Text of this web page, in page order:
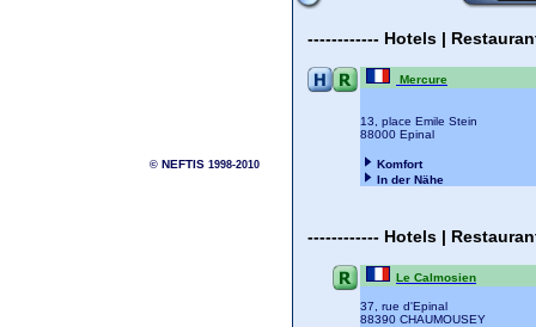
© NEFTIS1998-2010
------------ Hotels |
Mercure
13, place Emile Stein
88000 Epinal
Komfort
In der Nähe
------------ Hotels |
Le Calmosien
37, rue d'Epinal
88390 CHAUMOUSEY